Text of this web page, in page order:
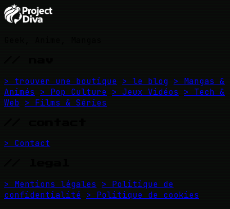
> trouver une boutique > le blog > Mangas &
Animés
> Pop Culture > Jeux Vidéos
> Tech &
Web > Films & Séries
> Contact
> Mentions légales
> Politique de
confidentialité > Politique de cookies